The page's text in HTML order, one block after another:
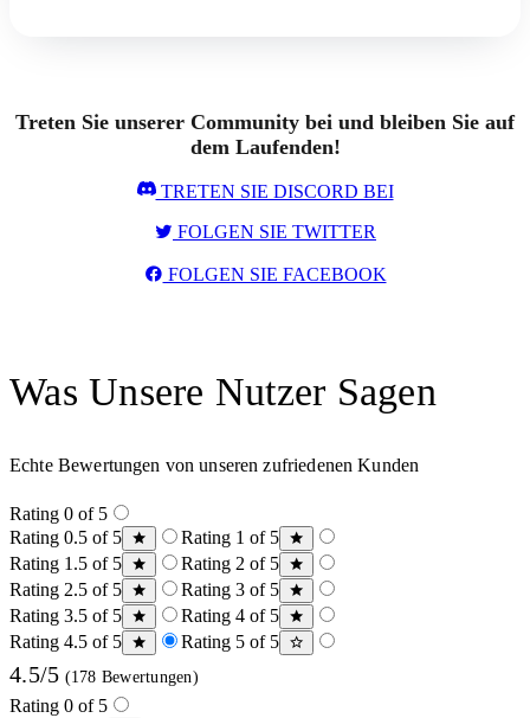
Treten Sie unserer Community bei und bleiben Sie auf
dem Laufenden!
TRETEN SIE DISCORD BEI
FOLGEN SIE TWITTER
FOLGEN SIE FACEBOOK
Was Unsere Nutzer Sagen
Echte Bewertungen von unseren zufriedenen Kunden
Rating 0 of 5
Rating 0.5 of 5
Rating 1 of 5
Rating 1.5 of 5
Rating 2 of 5
Rating 2.5 of 5
Rating 3 of 5
Rating 3.5 of 5
Rating 4 of 5
Rating 4.5 of 5
Rating 5 of 5
4.5/5 (178 Bewertungen)
Rating 0 of 5